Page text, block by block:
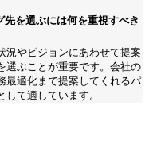
を選ぶには何を重視すべき
況やビジョンにあわせて提案
選ぶことが重要です。会社の
最適化まで提案してくれるパ
て適しています。